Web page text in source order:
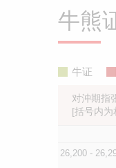
牛熊
牛证
对沖期指
[括号内
26,200 -